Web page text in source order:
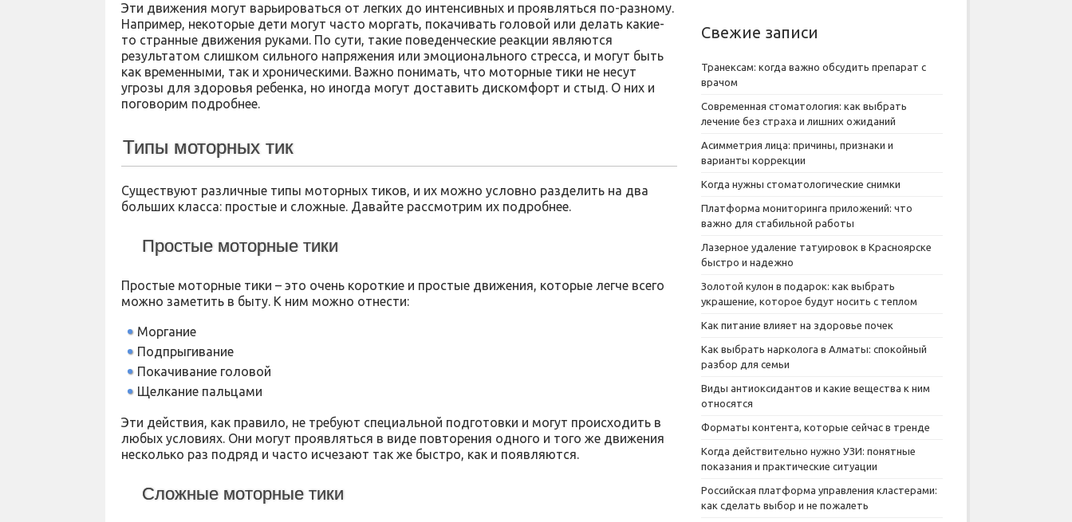
Эти движения могут варьироваться от легких до интенсивных и проявляться по-разному.
Например, некоторые дети могут часто моргать, покачивать головой или делать какие-
то странные движения руками. По сути, такие поведенческие реакции являются
результатом слишком сильного напряжения или эмоционального стресса, и могут быть
как временными, так и хроническими. Важно понимать, что моторные тики не несут
угрозы для здоровья ребенка, но иногда могут доставить дискомфорт и стыд. О них и
поговорим подробнее.
Типы моторных тик
Существуют различные типы моторных тиков, и их можно условно разделить на два
больших класса: простые и сложные. Давайте рассмотрим их подробнее.
Простые моторные тики
Простые моторные тики – это очень короткие и простые движения, которые легче всего
можно заметить в быту. К ним можно отнести:
Моргание
Подпрыгивание
Покачивание головой
Щелкание пальцами
Эти действия, как правило, не требуют специальной подготовки и могут происходить в
любых условиях. Они могут проявляться в виде повторения одного и того же движения
несколько раз подряд и часто исчезают так же быстро, как и появляются.
Сложные моторные тики
Свежие записи
Транексам: когда важно обсудить препарат с
врачом
Современная стоматология: как выбрать
лечение без страха и лишних ожиданий
Асимметрия лица: причины, признаки и
варианты коррекции
Когда нужны стоматологические снимки
Платформа мониторинга приложений: что
важно для стабильной работы
Лазерное удаление татуировок в Красноярске
быстро и надежно
Золотой кулон в подарок: как выбрать
украшение, которое будут носить с теплом
Как питание влияет на здоровье почек
Как выбрать нарколога в Алматы: спокойный
разбор для семьи
Виды антиоксидантов и какие вещества к ним
относятся
Форматы контента, которые сейчас в тренде
Когда действительно нужно УЗИ: понятные
показания и практические ситуации
Российская платформа управления кластерами:
как сделать выбор и не пожалеть